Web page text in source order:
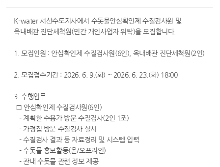
K-water 서산수도지사에서 수돗물안심확인제 수질검사원 및
옥내배관 진단세척원(민간 개인사업자 위탁)을 모집합니다.
1. 모집인원 : 안심확인제 수질검사원(6인), 옥내배관 진단세척원(2인)
2. 모집접수기간 : 2026. 6. 9.(화) ~ 2026. 6. 23.(화) 18:00
3. 수행업무
□ 안심확인제 수질검사원(6인)
- 계획한 수용가 방문 수질검사(2인 1조)
- 가정집 방문 수질검사 실시
- 수질검사 결과 등 자료정리 및 시스템 입력
- 수돗물 홍보활동(온/오프라인)
- 관내 수돗물 관련 정보 제공